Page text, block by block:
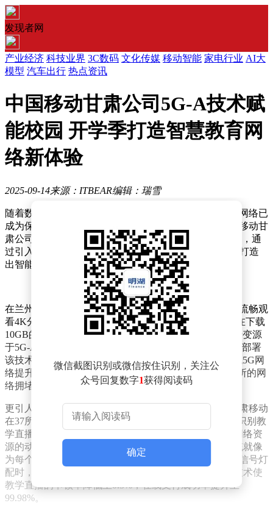
发现者网
产业经济 科技业界 3C数码 文化传媒 移动智能 家电行业 AI大
模型 汽车出行 热点资讯
中国移动甘肃公司5G-A技术赋
能校园 开学季打造智慧教育网
络新体验
2025-09-14来源：ITBEAR编辑：瑞雪
随着数字化教学在高校中的全面推广，优质稳定的校园网络已
成为保障教学科研活动顺利开展的关键基础设施。中国移动甘
肃公司近期完成省内56所高校校区的5G-A网络升级工程，通
过引入AI无线智算单板、双域专网等创新技术，为师生打造
出智能、高效、安全的智慧校园网络环境。
在兰州大学教学楼内，计算机专业学生张同学正用手机流畅观
看4K分辨率的教学视频。"过去在教室上网总卡顿，现在下载
10GB的教学资料包不到1分钟就能完成。"这种体验的转变源
于5G-A三载波聚合技术的规模化应用。实测数据显示，部署
该技术的高校重点区域网络下行速率达1.3Gbps，较传统5G网
络提升超30%，有效解决了教室、图书馆等人员密集场所的网
络拥堵问题。
更引人注目的是基站侧算力集成技术的突破性应用。甘肃移动
在37所高校部署的282块5G-A无线智算单板，通过智能识别教
学直播、VR实验、在线支付等20余种业务场景，实现网络资
源的动态精准分配。技术负责人形象地比喻："这套系统就像
为每个应用配备专属交通指挥官，能根据实时路况调整信号灯
配时，确保关键业务优先通行。"在兰州交通大学，该技术使
教学直播的卡顿率降低至0.3%，在线支付成功率提升至
99.98%。
微信截图识别或微信按住识别，关注公
众号回复数字1获得阅读码
确定